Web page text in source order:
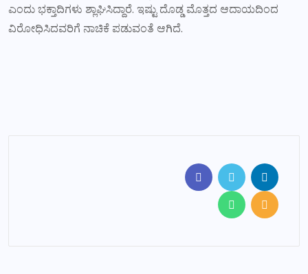
ಎಂದು ಭಕ್ತಾದಿಗಳು ಶ್ಲಾಘಿಸಿದ್ದಾರೆ. ಇಷ್ಟು ದೊಡ್ಡ ಮೊತ್ತದ ಆದಾಯದಿಂದ
ವಿರೋಧಿಸಿದವರಿಗೆ ನಾಚಿಕೆ ಪಡುವಂತೆ ಆಗಿದೆ.